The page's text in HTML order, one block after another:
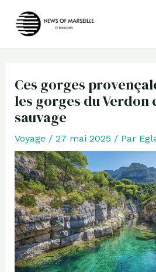
Ces gorges
les gorges du Verdon
sauvage
Voyage / 27 mai 2025 / Par